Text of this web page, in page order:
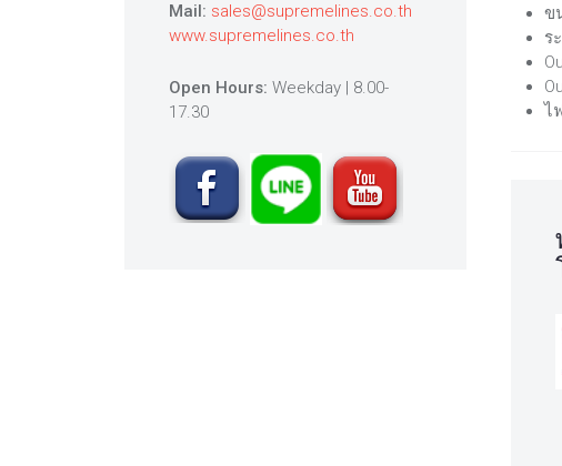
ข
ร
ไ
Mail: sales@supremelines.co.th
www.supremelines.co.th
Open Hours: Weekday | 8.00-
17.30